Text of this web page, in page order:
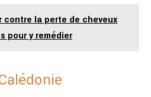
contre la perte de cheveux
pour y remédier